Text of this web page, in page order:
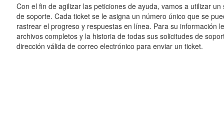
Con el fin de agilizar las peticiones de ayuda, vamos a utilizar un
de soporte. Cada ticket se le asigna un número único que se
rastrear el progreso y respuestas en línea. Para su información
archivos completos y la historia de todas sus solicitudes de
dirección válida de correo electrónico para enviar un ticket.